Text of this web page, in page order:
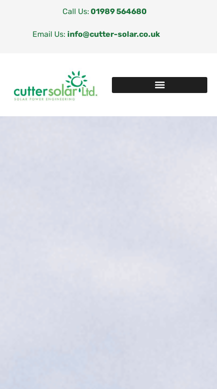
Call Us: 01989 564680
Email Us: info@cutter-solar.co.uk